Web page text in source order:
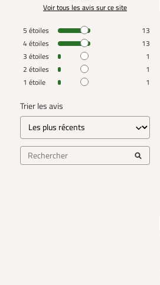
Voir tous les avis sur ce site
5 étoiles
13
4étoiles
13
3 étoiles
1
2 étoiles
1
1 étoile 1
Trier les avis